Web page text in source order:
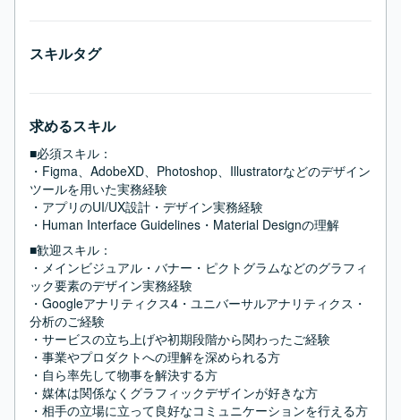
スキルタグ
求めるスキル
■必須スキル：
・Figma、AdobeXD、Photoshop、Illustratorなどのデザイン
ツールを用いた実務経験
・アプリのUI/UX設計・デザイン実務経験
・Human Interface Guidelines・Material Designの理解
■歓迎スキル：
・メインビジュアル・バナー・ピクトグラムなどのグラフィ
ック要素のデザイン実務経験
・Googleアナリティクス4・ユニバーサルアナリティクス・
分析のご経験
・サービスの立ち上げや初期段階から関わったご経験
・事業やプロダクトへの理解を深められる方
・自ら率先して物事を解決する方
・媒体は関係なくグラフィックデザインが好きな方
・相手の立場に立って良好なコミュニケーションを行える方